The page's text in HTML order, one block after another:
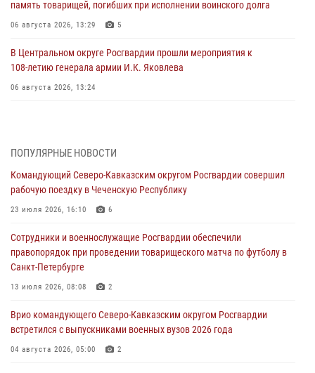
память товарищей, погибших при исполнении воинского долга
06 августа 2026, 13:29 5
В Центральном округе Росгвардии прошли мероприятия к
108‑летию генерала армии И.К. Яковлева
06 августа 2026, 13:24
06 августа 2026, 12:35 1
Росгвардейцы провели выставку вооружения для участников сбора
«Гвардеец» в Пензе (видео)
06 августа 2026, 12:00
В Курске росгвардейцы приняли участие в митинге, посвященном
второй годовщине вторжения ВСУ на территорию области
06 августа 2026, 11:56
угрожавшего подростку травматическим пистолетом
06 августа 2026, 11:33
ПОПУЛЯРНЫЕ НОВОСТИ
Командующий Северо-Кавказским округом Росгвардии совершил
рабочую поездку в Чеченскую Республику
23 июля 2026, 16:10 6
Сотрудники и военнослужащие Росгвардии обеспечили
правопорядок при проведении товарищеского матча по футболу в
Санкт-Петербурге
13 июля 2026, 08:08 2
Врио командующего Северо-Кавказским округом Росгвардии
встретился с выпускниками военных вузов 2026 года
04 августа 2026, 05:00 2